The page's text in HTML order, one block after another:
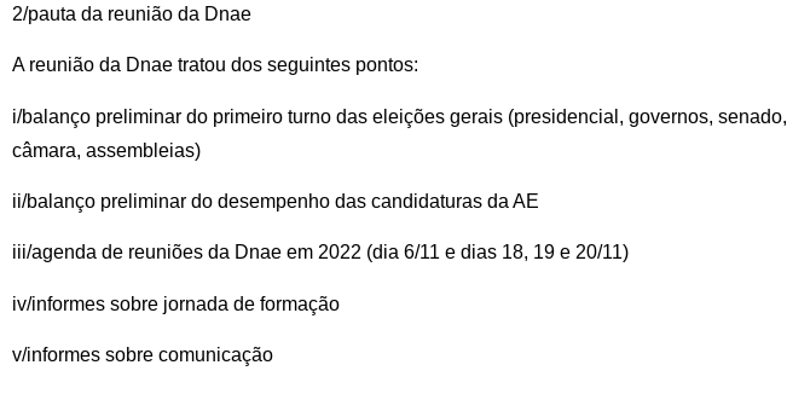
2/pauta da reunião da Dnae
A reunião da Dnae tratou dos seguintes pontos:
i/balanço preliminar do primeiro turno das eleições gerais (presidencial, governos, senado,
câmara, assembleias)
ii/balanço preliminar do desempenho das candidaturas da AE
iii/agenda de reuniões da Dnae em 2022 (dia 6/11 e dias 18, 19 e 20/11)
iv/informes sobre jornada de formação
v/informes sobre comunicação